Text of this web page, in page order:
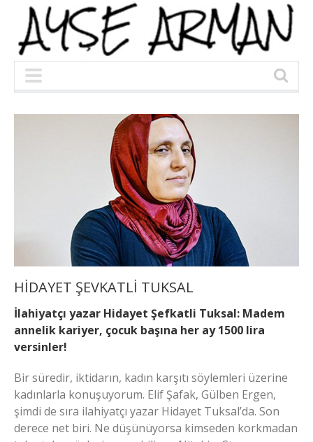
HİDAYET ŞEVKATLİ TUKSAL
İlahiyatçı yazar Hidayet Şefkatli Tuksal: Madem
annelik kariyer, çocuk başına her ay 1500 lira
versinler!
Bir süredir, iktidarın, kadın karşıtı söylemleri üzerine
kadınlarla konuşuyorum. Elif Şafak, Gülben Ergen,
şimdi de sıra ilahiyatçı yazar Hidayet Tuksal’da. Son
derece net biri. Ne düşünüyorsa kimseden korkmadan